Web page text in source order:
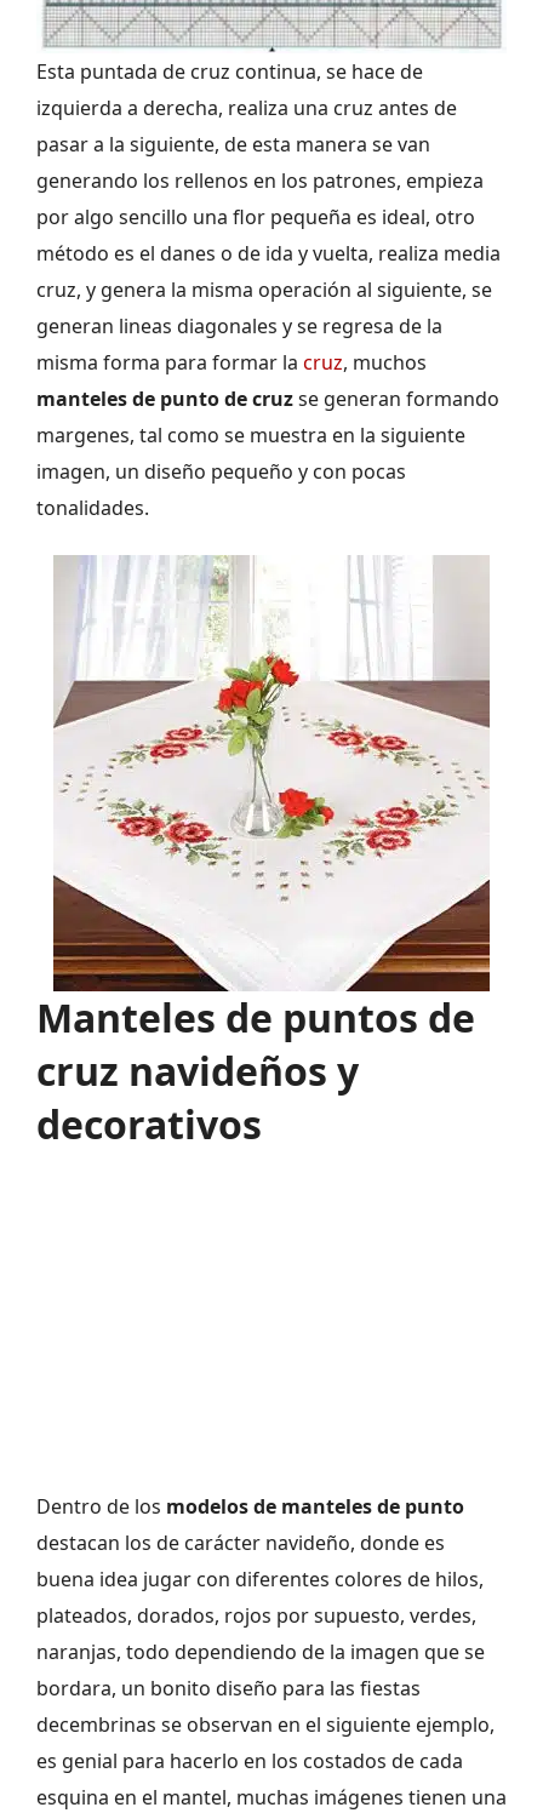
Esta puntada de cruz continua, se hace de
izquierda a derecha, realiza una cruz antes de
pasar a la siguiente, de esta manera se van
generando los rellenos en los patrones, empieza
por algo sencillo una flor pequeña es ideal, otro
método es el danes o de ida y vuelta, realiza media
cruz, y genera la misma operación al siguiente, se
generan lineas diagonales y se regresa de la
misma forma para formar la cruz, muchos
manteles de punto de cruzse generan formando
margenes, tal como se muestra en la siguiente
imagen, un diseño pequeño y con pocas
tonalidades.
Manteles de puntos de
cruz navideños y
decorativos
Dentro de los modelos de manteles de punto
destacan los de carácter navideño, donde es
buena idea jugar con diferentes colores de hilos,
plateados, dorados, rojos por supuesto, verdes,
naranjas, todo dependiendo de la imagen que se
bordara, un bonito diseño para las fiestas
decembrinas se observan en el siguiente ejemplo,
es genial para hacerlo en los costados de cada
esquina en el mantel, muchas imágenes tienen una